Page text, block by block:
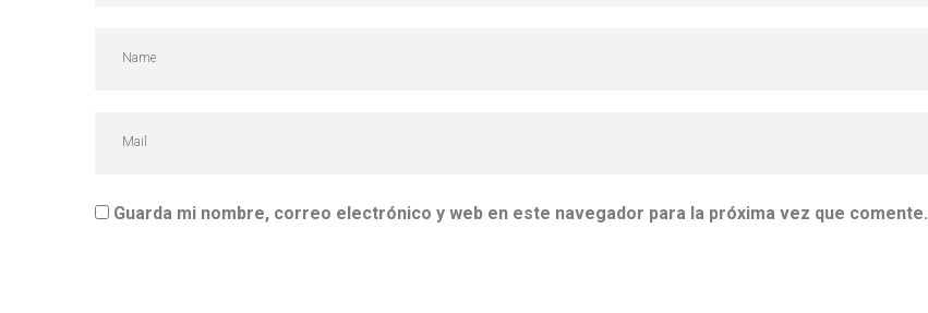
Guarda mi nombre, correo electrónico y web en este navegador para la próxima vez que comente.